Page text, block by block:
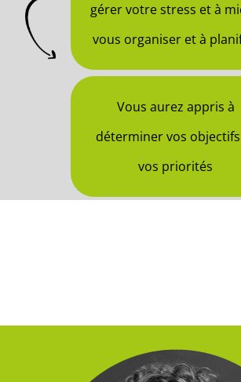
gérer votre stress et à
vous organiser et à
Vous aurez appris à
déterminer vos
vos priorités